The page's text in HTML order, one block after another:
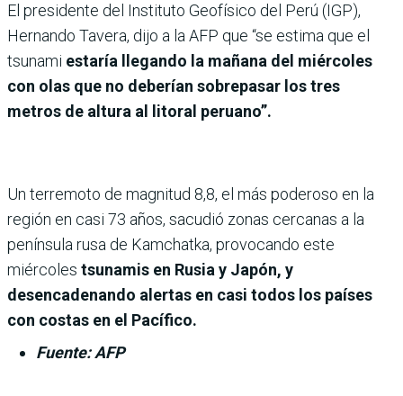
El presidente del Instituto Geofísico del Perú (IGP),
Hernando Tavera, dijo a la AFP que “se estima que el
tsunami estaría llegando la mañana del miércoles
con olas que no deberían sobrepasar los tres
metros de altura al litoral peruano”.
Un terremoto de magnitud 8,8, el más poderoso en la
región en casi 73 años, sacudió zonas cercanas a la
península rusa de Kamchatka, provocando este
miércoles tsunamis en Rusia y Japón, y
desencadenando alertas en casi todos los países
con costas en el Pacífico.
Fuente: AFP